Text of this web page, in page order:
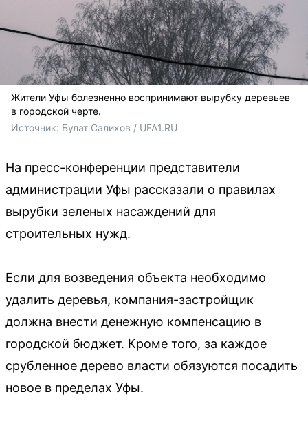
Жители Уфы болезненно воспринимают вырубку деревьев
в городской черте.
Источник: Булат Салихов / UFA1.RU
На пресс-конференции представители
администрации Уфы рассказали о правилах
вырубки зеленых насаждений для
строительных нужд.
Если для возведения объекта необходимо
удалить деревья, компания-застройщик
должна внести денежную компенсацию в
городской бюджет. Кроме того, за каждое
срубленное дерево власти обязуются посадить
новое в пределах Уфы.